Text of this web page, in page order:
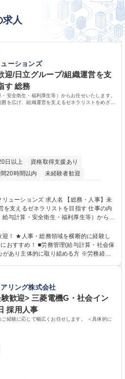
人
ーションズ
迎/日立グループ/組織運営を支
す 総務
安全衛生・福利厚生等）からお任せいたします。
を広げ、組織運営を支えるゼネラリストをめざせ
日以上
資格取得支援あり
20時間以内
未経験者歓迎
交通費支給 土日祝休み 寮・社宅あり
人名 【総務・人事】未
えるゼネラリストを目指す 仕事の内
与計算・安全衛生・福利厚生等）からお
用・教育業務へ守備範囲を広げ、組織運
時間管理、給与
理、安全衛生、健康経営推進等をお任せ
管理など、幅広く経験を積んでいただき
な環境です。 募集職種 【総
プ/組織運営を支えるゼネラリストを目
！ ★人事・総務領域を横断的に経験し
理(給与計算・社会保
があり主体的に取り組める方 ※労務経験
社会保険手続き・勤怠管理など）の経験
大 リング株式会社
験歓迎> 三菱電機G・社会イン
採用人事
経験に応じて幅広くお任せします。 ＜具体的に